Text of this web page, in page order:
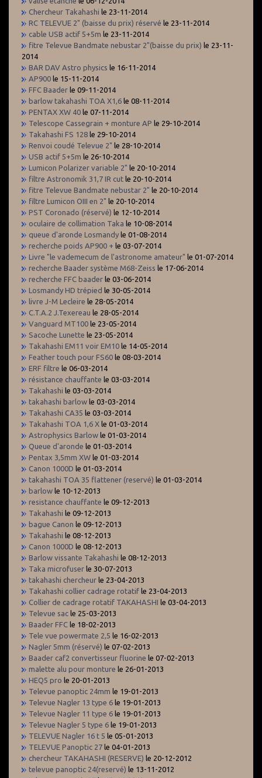
Chercheur Takahashi le 23-11-2014
RC TELEVUE 2" (baisse du prix) réservé le 23-11-2014
cable USB actif 5+5m le 23-11-2014
fitre Televue Bandmate nebustar 2"(baisse du prix) le 23-11-
2014
BAR DAV Astro physics le 16-11-2014
AP900 le 15-11-2014
FFC Baader le 09-11-2014
barlow takahashi TOA X1,6 le 08-11-2014
PENTAX XW 40 le 07-11-2014
Telescope Cassegrain + monture AP le 29-10-2014
Takahashi FS 128 le 29-10-2014
Renvoi coudé Televue 2" le 28-10-2014
USB actif 5+5m le 26-10-2014
Lumicon Polarizer variable 2" le 20-10-2014
filtre Astronomik 31,7 IR cut le 20-10-2014
fitre Televue Bandmate nebustar 2" le 20-10-2014
filtre Lumicon OIII en 2" le 20-10-2014
PST Coronado (réservé) le 12-10-2014
oculaire de collimation Taka le 10-08-2014
queue d'aronde Losmandy le 01-08-2014
recherche poids AP900 + le 03-07-2014
Livre "le vademecum de l'astronome amateur" le 01-07-2014
recherche Baader système M68-Zeiss le 17-06-2014
recherche FFC baader le 03-06-2014
Losmandy HD trépied le 30-05-2014
livre J-M Lecleire le 28-05-2014
C.T.A.2 J.Texereau le 28-05-2014
Vanguard MT100 le 23-05-2014
Sacoche Lunette le 23-05-2014
Takahashi EM11 voir EM10 le 14-05-2014
Feather touch pour FS60 le 08-03-2014
ERF filtre le 06-03-2014
résistance chauffante le 03-03-2014
Takahashi le 03-03-2014
takahashi barlow le 03-03-2014
Takahashi CA35 le 03-03-2014
Takahashi TOA 1,6 X le 01-03-2014
Astrophysics Barlow le 01-03-2014
Queue d'aronde le 01-03-2014
Pentax 3,5mm XW le 01-03-2014
Canon 1000D le 01-03-2014
takahashi TOA 35 flattener (reservé) le 01-03-2014
barlow le 10-12-2013
resistance chauffante le 09-12-2013
Takahashi le 09-12-2013
bague Canon le 09-12-2013
Takahashi le 08-12-2013
Canon 1000D le 08-12-2013
Barlow vissante Takahashi le 08-12-2013
Taka microfuser le 30-07-2013
takahashi chercheur le 23-04-2013
Takahashi collier cadrage rotatif le 23-04-2013
Collier de cadrage rotatif TAKAHASHI le 03-04-2013
Televue sac le 25-03-2013
Baader FFC le 18-02-2013
Tele vue powermate 2,5 le 16-02-2013
Nagler 5mm (réservé) le 07-02-2013
Baader caf2 convertisseur fluorine le 07-02-2013
malette alu pour monture le 26-01-2013
HEQ5 pro le 20-01-2013
Televue panoptic 24mm le 19-01-2013
Televue Nagler 13 type 6 le 19-01-2013
Televue Nagler 11 type 6 le 19-01-2013
Televue Nagler 5 type 6 le 19-01-2013
TELEVUE Nagler 16 t 5 le 05-01-2013
TELEVUE Panoptic 27 le 04-01-2013
chercheur TAKAHASHI (RESERVE) le 20-12-2012
televue panoptic 24(reservé) le 13-11-2012